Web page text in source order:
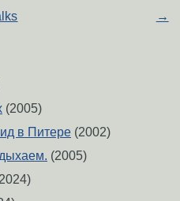
→
(2005)
в Питере (2002)
(2005)